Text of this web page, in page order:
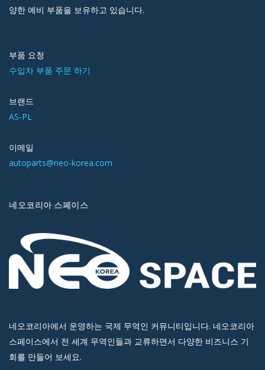
양한 예비 부품을 보유하고 있습니다.
부품 요청
수입차 부품 주문 하기
브랜드
AS-PL
이메일
autoparts@neo-korea.com
네오코리아 스페이스
네오코리아에서 운영하는 국제 무역인 커뮤니티입니다. 네오코리아
스페이스에서 전 세계 무역인들과 교류하면서 다양한 비즈니스 기
회를 만들어 보세요.